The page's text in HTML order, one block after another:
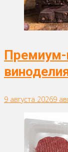
Премиум-
9 августа 20269